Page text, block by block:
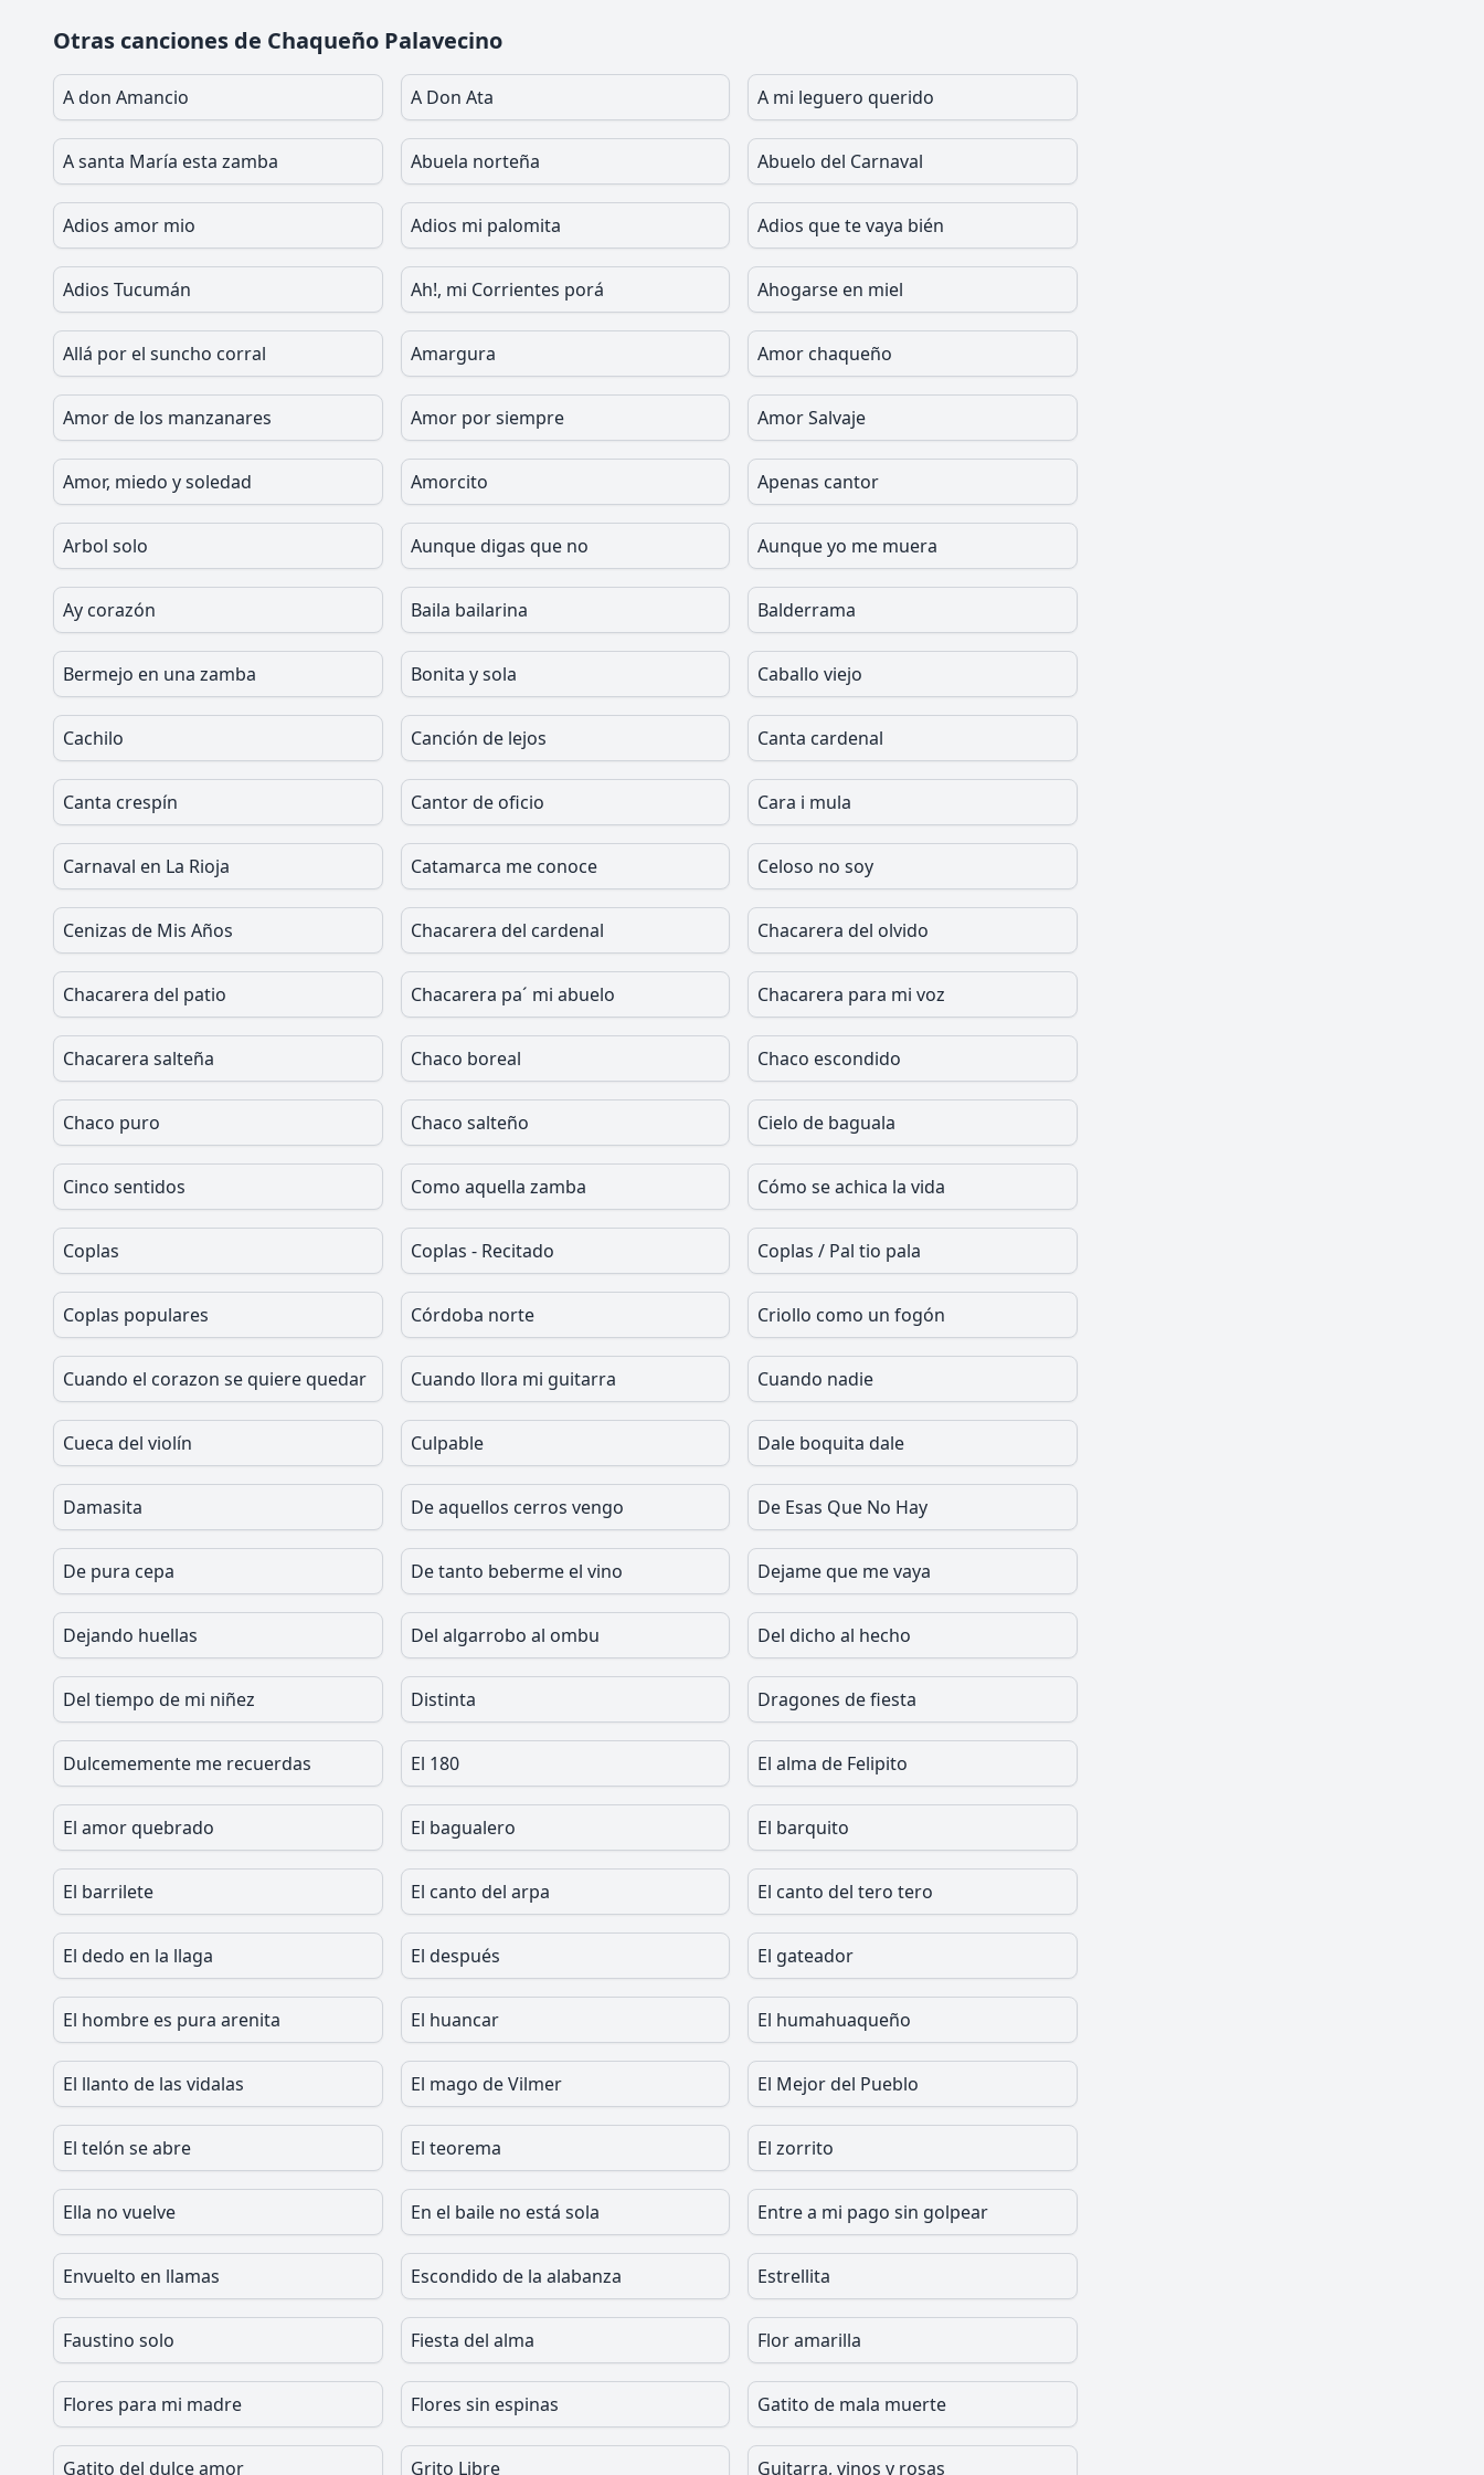
Otras canciones de Chaqueño Palavecino
A don Amancio A Don Ata A mi leguero querido
A santa María esta zamba Abuela norteña Abuelo del Carnaval
Adios amor mio Adios mi palomita Adios que te vaya bién
Adios Tucumán Ah!, mi Corrientes porá Ahogarse en miel
Allá por el suncho corral Amargura Amor chaqueño
Amor de los manzanares Amor por siempre Amor Salvaje
Amor, miedo y soledad Amorcito Apenas cantor
Arbol solo Aunque digas que no Aunque yo me muera
Ay corazón Baila bailarina Balderrama
Bermejo en una zamba Bonita y sola Caballo viejo
Cachilo Canción de lejos Canta cardenal
Canta crespín Cantor de oficio Cara i mula
Carnaval en La Rioja Catamarca me conoce Celoso no soy
Cenizas de Mis Años Chacarera del cardenal Chacarera del olvido
Chacarera del patio Chacarera pa´ mi abuelo Chacarera para mi voz
Chacarera salteña Chaco boreal Chaco escondido
Chaco puro Chaco salteño Cielo de baguala
Cinco sentidos Como aquella zamba Cómo se achica la vida
Coplas Coplas - Recitado Coplas / Pal tio pala
Coplas populares Córdoba norte Criollo como un fogón
Cuando el corazon se quiere quedar Cuando llora mi guitarra Cuando nadie
Cueca del violín Culpable Dale boquita dale
Damasita De aquellos cerros vengo De Esas Que No Hay
De pura cepa De tanto beberme el vino Dejame que me vaya
Dejando huellas Del algarrobo al ombu Del dicho al hecho
Del tiempo de mi niñez Distinta Dragones de fiesta
Dulcememente me recuerdas El 180 El alma de Felipito
El amor quebrado El bagualero El barquito
El barrilete El canto del arpa El canto del tero tero
El dedo en la llaga El después El gateador
El hombre es pura arenita El huancar El humahuaqueño
El llanto de las vidalas El mago de Vilmer El Mejor del Pueblo
El telón se abre El teorema El zorrito
Ella no vuelve En el baile no está sola Entre a mi pago sin golpear
Envuelto en llamas Escondido de la alabanza Estrellita
Faustino solo Fiesta del alma Flor amarilla
Flores para mi madre Flores sin espinas Gatito de mala muerte
Gatito del dulce amor Grito Libre Guitarra, vinos y rosas